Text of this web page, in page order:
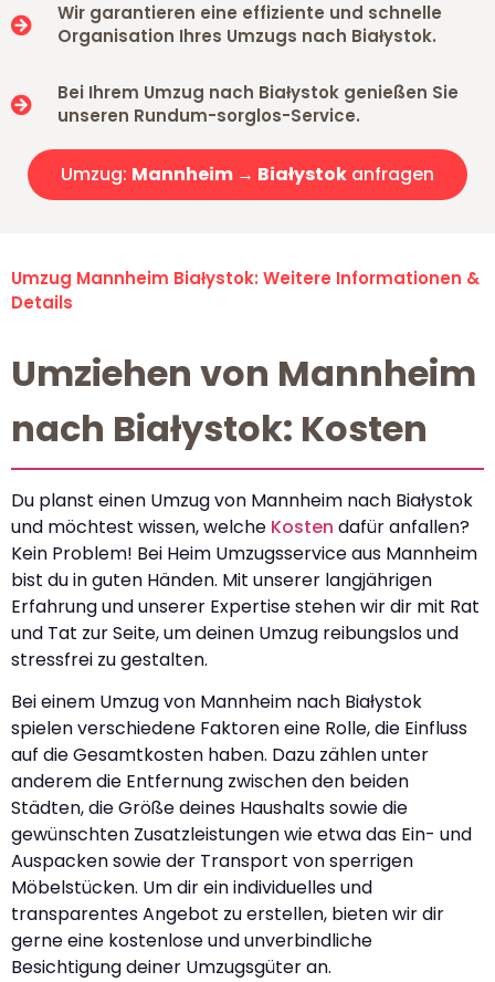
Wir garantieren eine effiziente und schnelle
Organisation Ihres Umzugs nach Białystok.
Bei Ihrem Umzug nach Białystok genießen Sie
unseren Rundum-sorglos-Service.
Umzug: Mannheim → Białystok anfragen
Umzug Mannheim Białystok: Weitere Informationen &
Details
Umziehen von Mannheim
nach Białystok: Kosten
Du planst einen Umzug von Mannheim nach Białystok
und möchtest wissen, welche Kosten dafür anfallen?
Kein Problem! Bei Heim Umzugsservice aus Mannheim
bist du in guten Händen. Mit unserer langjährigen
Erfahrung und unserer Expertise stehen wir dir mit Rat
und Tat zur Seite, um deinen Umzug reibungslos und
stressfrei zu gestalten.
Bei einem Umzug von Mannheim nach Białystok
spielen verschiedene Faktoren eine Rolle, die Einfluss
auf die Gesamtkosten haben. Dazu zählen unter
anderem die Entfernung zwischen den beiden
Städten, die Größe deines Haushalts sowie die
gewünschten Zusatzleistungen wie etwa das Ein- und
Auspacken sowie der Transport von sperrigen
Möbelstücken. Um dir ein individuelles und
transparentes Angebot zu erstellen, bieten wir dir
gerne eine kostenlose und unverbindliche
Besichtigung deiner Umzugsgüter an.